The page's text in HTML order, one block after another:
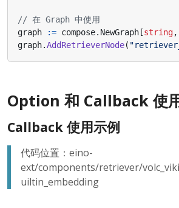
// 在 Graph 中使用
graph
:= compose. NewGraph [string,
graph.AddRetrieverNode(
Option 和 Callback 使
Callback 使用示例
代码位置：eino-
ext/components/retriever/
uiltin_embedding